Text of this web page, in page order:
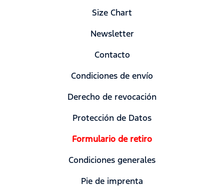
Size Chart
Newsletter
Contacto
Condiciones de envío
Derecho de revocación
Protección de Datos
Formulario de retiro
Condiciones generales
Pie de imprenta